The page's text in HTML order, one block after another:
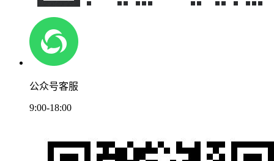
公众号客服
9:00-18:00